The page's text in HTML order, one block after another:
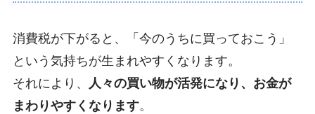
消費税が下がると、「今のうちに買っておこう」
という気持ちが生まれやすくなります。
それにより、
人々の買い物が活発になり、お金が
まわりやすくなります。